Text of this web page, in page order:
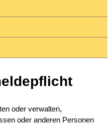
oder verwalten,
oder anderen Personen